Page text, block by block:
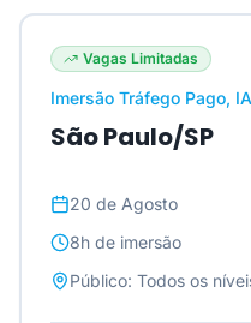
Vagas Limitadas
Imersão Tráfego Pago,
São Paulo/SP
20 de Agosto
8h de imersão
Público: Todos os